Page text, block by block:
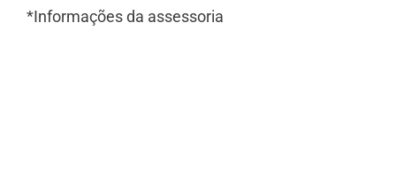
*Informações da assessoria